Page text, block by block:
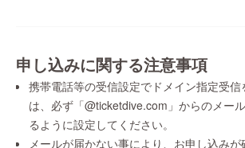
申し込みに関する注意事項
携帯電話等の受信設定でドメイン指定受
は、必ず「@ticketdive.com」からのメー
るように設定してください。
メールが届かない事により、お申し込み